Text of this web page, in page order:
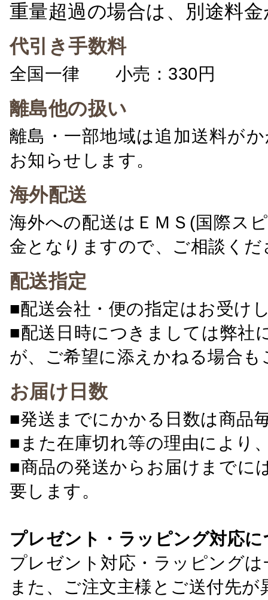
重量超過の場合は、別途料
代引き手数料
全国一律 小売：330円 卸
離島他の扱い
離島・一部地域は追加送料が
お知らせします。
海外配送
海外への配送はＥＭＳ(国際ス
金となりますので、ご相談くだ
配送指定
■配送会社・便の指定はお受け
■配送日時につきましては弊社
が、ご希望に添えかねる場合
お届け日数
■発送までにかかる日数は商品
■また在庫切れ等の理由により
■商品の発送からお届けまでに
要します。
プレゼント・ラッピング対応
プレゼント対応・ラッピング
また、ご注文主様とご送付先